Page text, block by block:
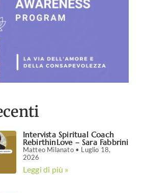
Intervista Spiritual Coach
RebirthinLove – Sara Fabbrini
Matteo Milanato
Luglio 18,
2026
Leggi di più »